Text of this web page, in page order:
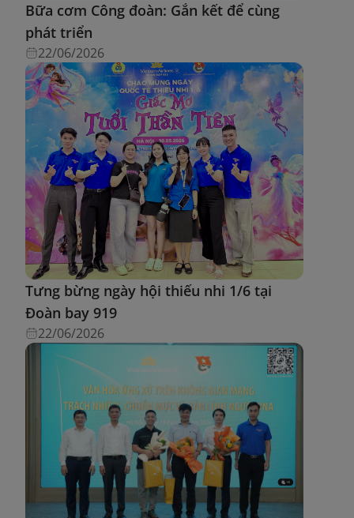
Bữa cơm Công đoàn: Gắn kết để cùng
phát triển
22/06/2026
Tưng bừng ngày hội thiếu nhi 1/6 tại
Đoàn bay 919
22/06/2026